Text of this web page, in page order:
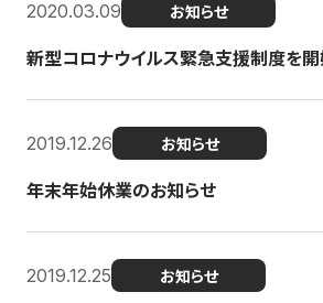
2020.03.09 お知らせ
新型コロナウイルス緊急支援制度を開
2019.12.26 お知らせ
年末年始休業のお知らせ
2019.12.25 お知らせ